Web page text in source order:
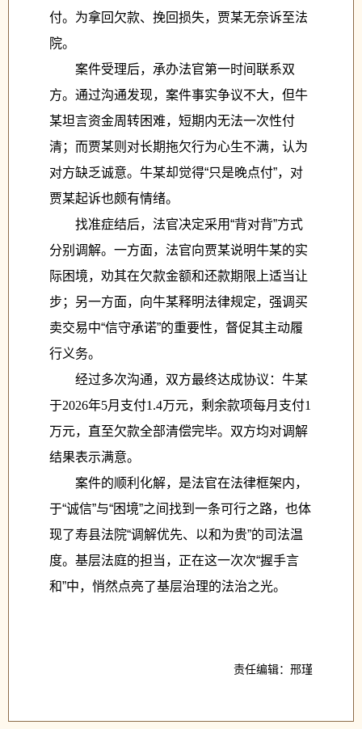
付。为拿回欠款、挽回损失，贾某无奈诉至法
院。
案件受理后，承办法官第一时间联系双
方。通过沟通发现，案件事实争议不大，但牛
某坦言资金周转困难，短期内无法一次性付
清；而贾某则对长期拖欠行为心生不满，认为
对方缺乏诚意。牛某却觉得“只是晚点付”，对
贾某起诉也颇有情绪。
找准症结后，法官决定采用“背对背”方式
分别调解。一方面，法官向贾某说明牛某的实
际困境，劝其在欠款金额和还款期限上适当让
步；另一方面，向牛某释明法律规定，强调买
卖交易中“信守承诺”的重要性，督促其主动履
行义务。
经过多次沟通，双方最终达成协议：牛某
于2026年5月支付1.4万元，剩余款项每月支付1
万元，直至欠款全部清偿完毕。双方均对调解
结果表示满意。
案件的顺利化解，是法官在法律框架内，
于“诚信”与“困境”之间找到一条可行之路，也体
现了寿县法院“调解优先、以和为贵”的司法温
度。基层法庭的担当，正在这一次次“握手言
和”中，悄然点亮了基层治理的法治之光。
责任编辑：邢瑾